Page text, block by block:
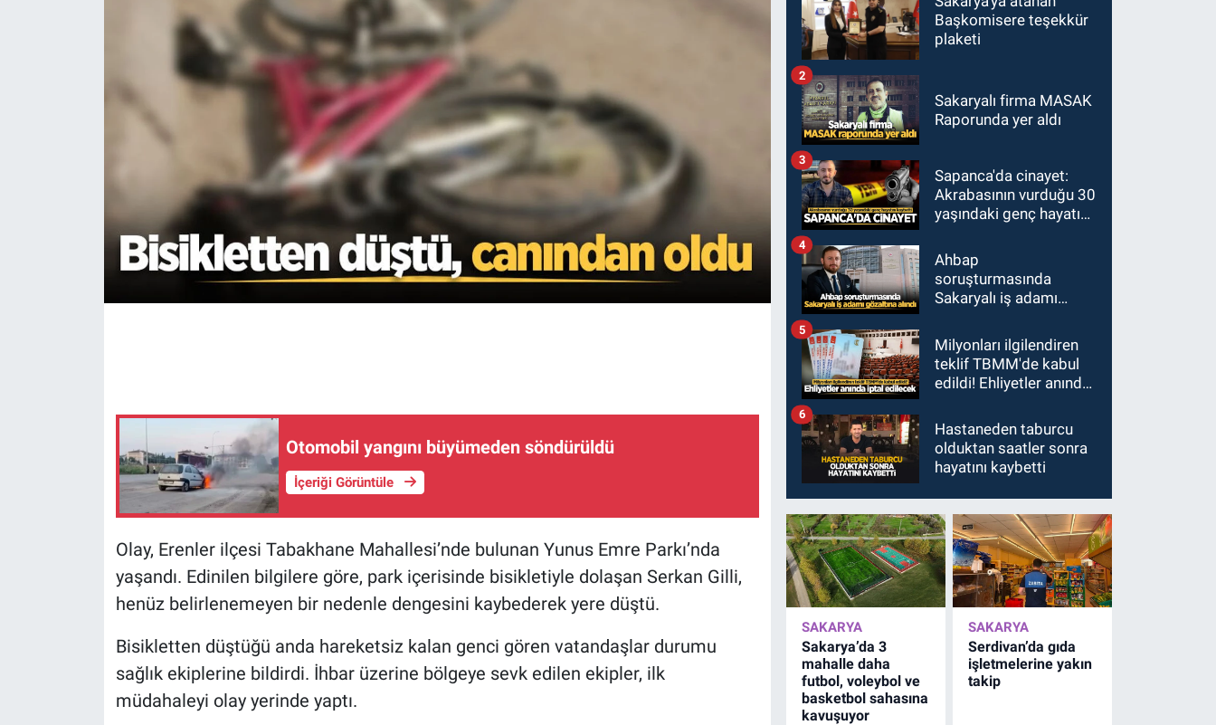
Otomobil yangını büyümeden söndürüldü
İçeriği Görüntüle
Olay, Erenler ilçesi Tabakhane Mahallesi’nde bulunan Yunus Emre Parkı’nda
yaşandı. Edinilen bilgilere göre, park içerisinde bisikletiyle dolaşan Serkan Gilli,
henüz belirlenemeyen bir nedenle dengesini kaybederek yere düştü.
Bisikletten düştüğü anda hareketsiz kalan genci gören vatandaşlar durumu
sağlık ekiplerine bildirdi. İhbar üzerine bölgeye sevk edilen ekipler, ilk
müdahaleyi olay yerinde yaptı.
Başkomisere teşekkür
plaketi
Sakaryalı firma MASAK
Raporunda yer aldı
2
Sapanca'da cinayet:
Akrabasının vurduğu 30
yaşındaki genç hayatını
3
Ahbap
soruşturmasında
Sakaryalı iş adamı
4
Milyonları ilgilendiren
teklif TBMM'de kabul
edildi! Ehliyetler anında
5
Hastaneden taburcu
olduktan saatler sonra
hayatını kaybetti
6
SAKARYA
Sakarya’da 3
mahalle daha
futbol, voleybol ve
basketbol sahasına
kavuşuyor
SAKARYA
Serdivan’da gıda
işletmelerine yakın
takip
ÖZEL HABER